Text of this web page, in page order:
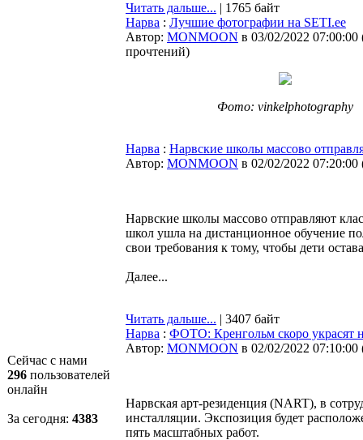
Сейчас с нами
296 пользователей
онлайн
За сегодня: 4383
Читать дальше... | 1765 байт
Нарва : Лучшие фотографии на SETI.ee
Автор: MONMOON в 03/02/2022 07:00:00
прочтений)
Фото: vinkelphotography
Нарва : Нарвские школы массово
Автор: MONMOON в 02/02/2022 07:20:00
Нарвские школы массово отправляют
школ ушла на дистанционное обучение
свои требования к тому, чтобы дети
Далее...
Читать дальше... | 3407 байт
Нарва : ФОТО: Кренгольм скоро украсят
Автор: MONMOON в 02/02/2022 07:10:00
Нарвская арт-резиденция (NART), в
инсталляции. Экспозиция будет
пять масштабных работ.